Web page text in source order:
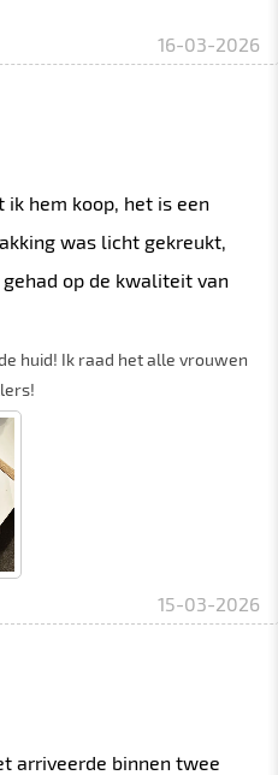
16-03-2026
hem koop, het is een
was licht gekreukt,
op de kwaliteit van
huid! Ik raad het alle vrouwen
15-03-2026
arriveerde binnen twee